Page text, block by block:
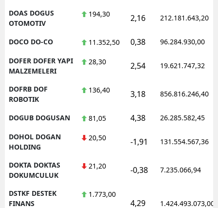
DOAS DOGUS
OTOMOTIV
194,30 2,16 212.181.643,20
DOCO DO-CO 11.352,50 0,38 96.284.930,00
DOFER DOFER YAPI
MALZEMELERI
28,30 2,54 19.621.747,32
DOFRB DOF
ROBOTIK
136,40 3,18 856.816.246,40
DOGUB DOGUSAN 81,05 4,38 26.285.582,45
DOHOL DOGAN
HOLDING
20,50 -1,91 131.554.567,36
DOKTA DOKTAS
DOKUMCULUK
21,20 -0,38 7.235.066,94
DSTKF DESTEK
FINANS
1.773,00
4,29 1.424.493.073,00